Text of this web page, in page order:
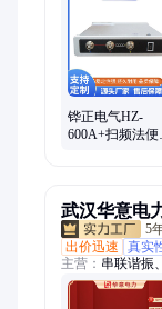
铧正电气HZ-
600A+扫频法便
武汉华意电
5
出价迅速
真实
主营： 串联谐振
生器、工频耐